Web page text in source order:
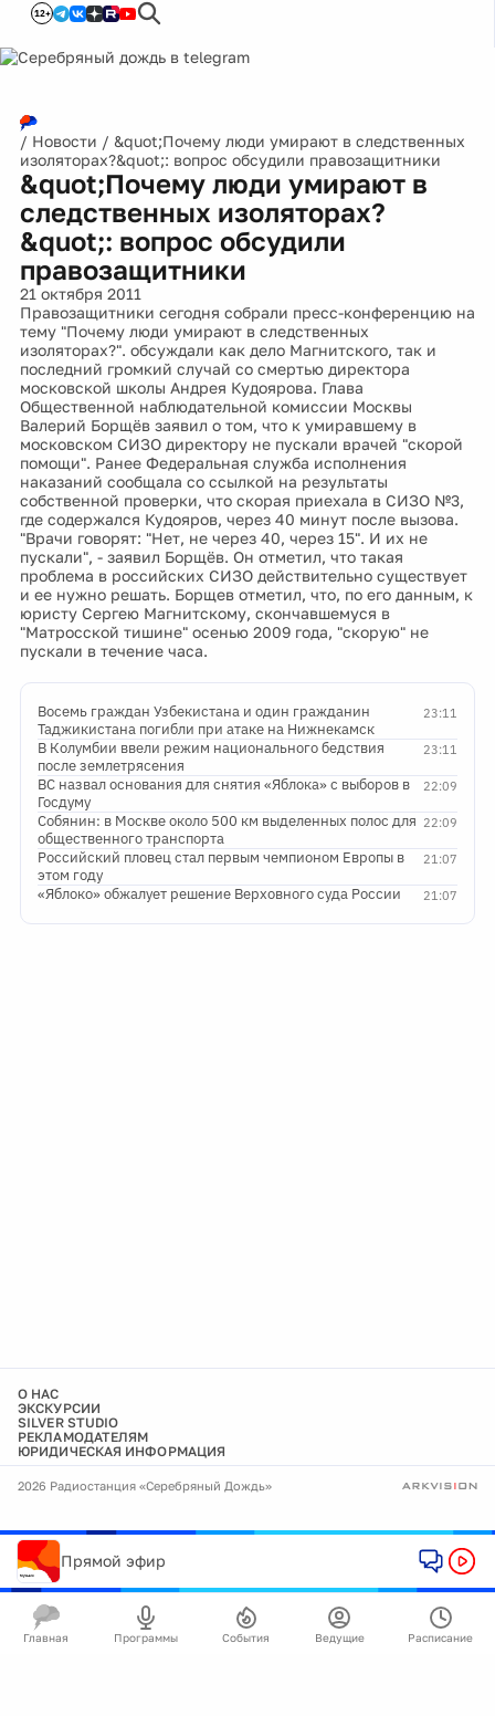
12+
/ Новости / &quot;Почему люди умирают в следственных
изоляторах?&quot;: вопрос обсудили правозащитники
&quot;Почему люди умирают в
следственных изоляторах?
&quot;: вопрос обсудили
правозащитники
21 октября 2011
Правозащитники сегодня собрали пресс-конференцию на
тему "Почему люди умирают в следственных
изоляторах?". обсуждали как дело Магнитского, так и
последний громкий случай со смертью директора
московской школы Андрея Кудоярова. Глава
Общественной наблюдательной комиссии Москвы
Валерий Борщёв заявил о том, что к умиравшему в
московском СИЗО директору не пускали врачей "скорой
помощи". Ранее Федеральная служба исполнения
наказаний сообщала со ссылкой на результаты
собственной проверки, что скорая приехала в СИЗО №3,
где содержался Кудояров, через 40 минут после вызова.
"Врачи говорят: "Нет, не через 40, через 15". И их не
пускали", - заявил Борщёв. Он отметил, что такая
проблема в российских СИЗО действительно существует
и ее нужно решать. Борщев отметил, что, по его данным, к
юристу Сергею Магнитскому, скончавшемуся в
"Матросской тишине" осенью 2009 года, "скорую" не
пускали в течение часа.
23:11
Восемь граждан Узбекистана и один гражданин
Таджикистана погибли при атаке на Нижнекамск
23:11
В Колумбии ввели режим национального бедствия
после землетрясения
22:09
ВС назвал основания для снятия «Яблока» с выборов в
Госдуму
22:09
Собянин: в Москве около 500 км выделенных полос для
общественного транспорта
21:07
Российский пловец стал первым чемпионом Европы в
этом году
21:07
«Яблоко» обжалует решение Верховного суда России
О НАС
ЭКСКУРСИИ
SILVER STUDIO
РЕКЛАМОДАТЕЛЯМ
ЮРИДИЧЕСКАЯ ИНФОРМАЦИЯ
2026 Радиостанция «Серебряный Дождь»
Прямой эфир
Главная Программы События Ведущие Расписание